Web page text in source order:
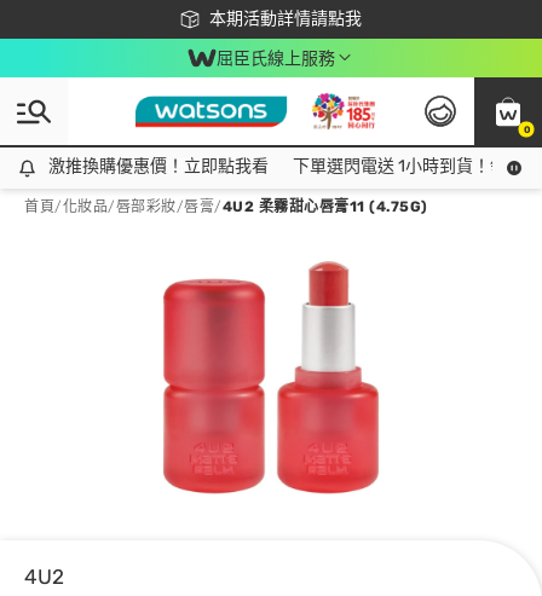
本期活動詳情請點我
下載app最高回饋$350
屈臣氏線上服務
0
激推換購優惠價！立即點我看
激推換購優惠價！立即點我看 下單選閃電送 1小時到貨！領神
首頁/化妝品/唇部彩妝/唇膏/4U2 柔霧甜心唇膏11 (4.75G)
4U2